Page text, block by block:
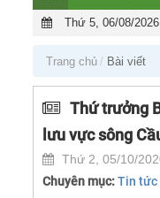
Thứ 5, 06/08/2026
Trang chủ Bài viết
Thứ trưởng
lưu vực sông
Thứ 2, 05/10/
Chuyên mục:Tin tức